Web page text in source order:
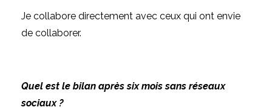
Je collabore directement avec ceux qui ont envie
de collaborer.
Quel est le bilan après six mois sans réseaux
sociaux ?